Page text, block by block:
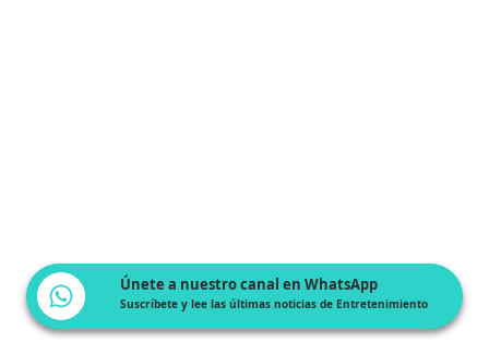
Únete a nuestro canal en WhatsApp
Suscríbete y lee las últimas noticias de Entretenimiento